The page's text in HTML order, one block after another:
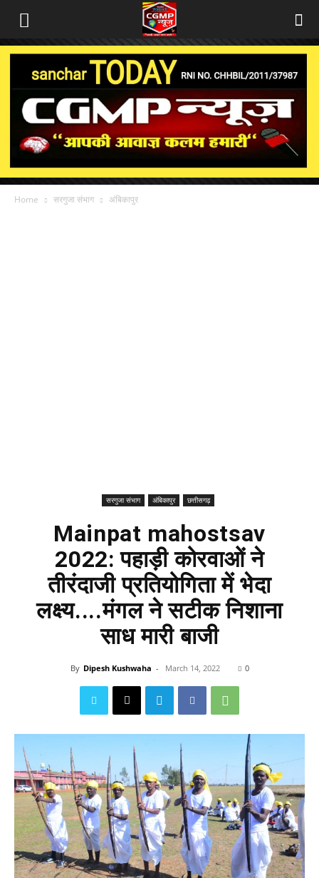
Home सरगुजा संभाग अंबिकापुर
सरगुजा संभाग अंबिकापुर छत्तीसगढ़
Mainpat mahostsav
2022: पहाड़ी कोरवाओं ने
तीरंदाजी प्रतियोगिता में भेदा
लक्ष्य....मंगल ने सटीक निशाना
साध मारी बाजी
By Dipesh Kushwaha - March 14, 2022 0